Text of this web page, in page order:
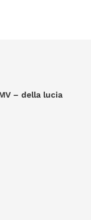
– della lucia